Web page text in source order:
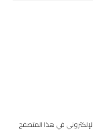
في هذا المتصفح